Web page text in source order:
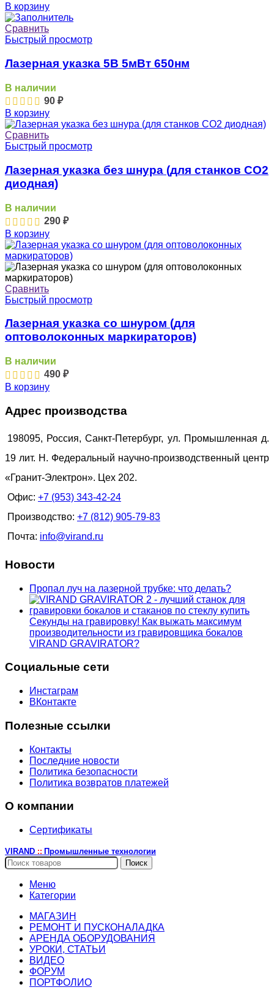
В корзину
Сравнить
Быстрый просмотр
Лазерная указка 5В 5мВт 650нм
В наличии
90 ₽
В корзину
Сравнить
Быстрый просмотр
Лазерная указка без шнура (для станков CO2
диодная)
В наличии
290 ₽
В корзину
Сравнить
Быстрый просмотр
Лазерная указка со шнуром (для
оптоволоконных маркираторов)
В наличии
490 ₽
В корзину
Адрес производства
198095, Россия, Санкт-Петербург, ул. Промышленная д.
19 лит. Н. Федеральный научно-производственный центр
«Гранит-Электрон». Цех 202.
Офис: +7 (953) 343-42-24
Производство: +7 (812) 905-79-83
Почта: info@virand.ru
Новости
Пропал луч на лазерной трубке: что делать?
Секунды на гравировку! Как выжать максимум
производительности из гравировщика бокалов
VIRAND GRAVIRATOR?
Социальные сети
Инстаграм
ВКонтакте
Полезные ссылки
Контакты
Последние новости
Политика безопасности
Политика возвратов платежей
О компании
Сертификаты
VIRAND :: Промышленные технологии
Поиск
Меню
Категории
МАГАЗИН
РЕМОНТ И ПУСКОНАЛАДКА
АРЕНДА ОБОРУДОВАНИЯ
УРОКИ, СТАТЬИ
ВИДЕО
ФОРУМ
ПОРТФОЛИО